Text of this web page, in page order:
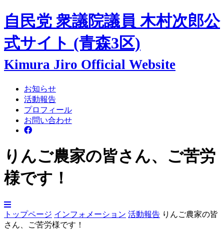
自民党 衆議院議員 木村次郎公
式サイト (青森3区)
Kimura Jiro Official Website
お知らせ
活動報告
プロフィール
お問い合わせ
りんご農家の皆さん、ご苦労
様です！
トップページ インフォメーション 活動報告 りんご農家の皆
さん、ご苦労様です！